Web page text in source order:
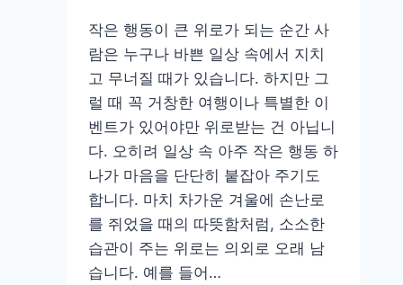
어
작은 행동이 큰 위로가 되는 순간 사
람은 누구나 바쁜 일상 속에서 지치
고 무너질 때가 있습니다. 하지만 그
럴 때 꼭 거창한 여행이나 특별한 이
벤트가 있어야만 위로받는 건 아닙니
다. 오히려 일상 속 아주 작은 행동 하
나가 마음을 단단히 붙잡아 주기도
합니다. 마치 차가운 겨울에 손난로
를 쥐었을 때의 따뜻함처럼, 소소한
습관이 주는 위로는 의외로 오래 남
습니다. 예를 들어…